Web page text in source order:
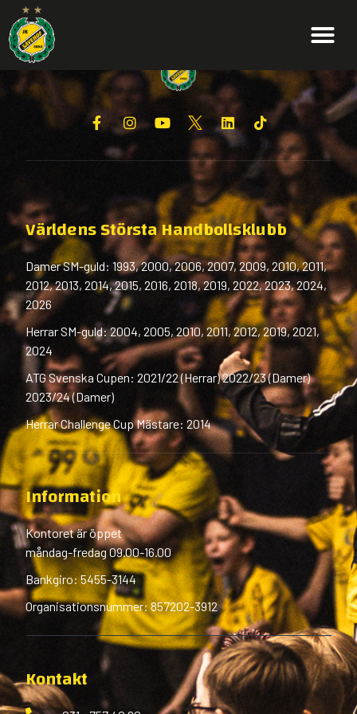
Världens Största Handbollsklubb
Damer SM-guld: 1993, 2000, 2006, 2007, 2009, 2010, 2011,
2012, 2013, 2014, 2015, 2016, 2018, 2019, 2022, 2023, 2024,
2026
Herrar SM-guld: 2004, 2005, 2010, 2011, 2012, 2019, 2021,
2024
ATG Svenska Cupen: 2021/22 (Herrar) 2022/23 (Damer)
2023/24 (Damer)
Herrar Challenge Cup Mästare: 2014
Information
Kontoret är öppet
måndag-fredag 09.00-16.00
Bankgiro: 5455-3144
Organisationsnummer: 857202-3912
Kontakt